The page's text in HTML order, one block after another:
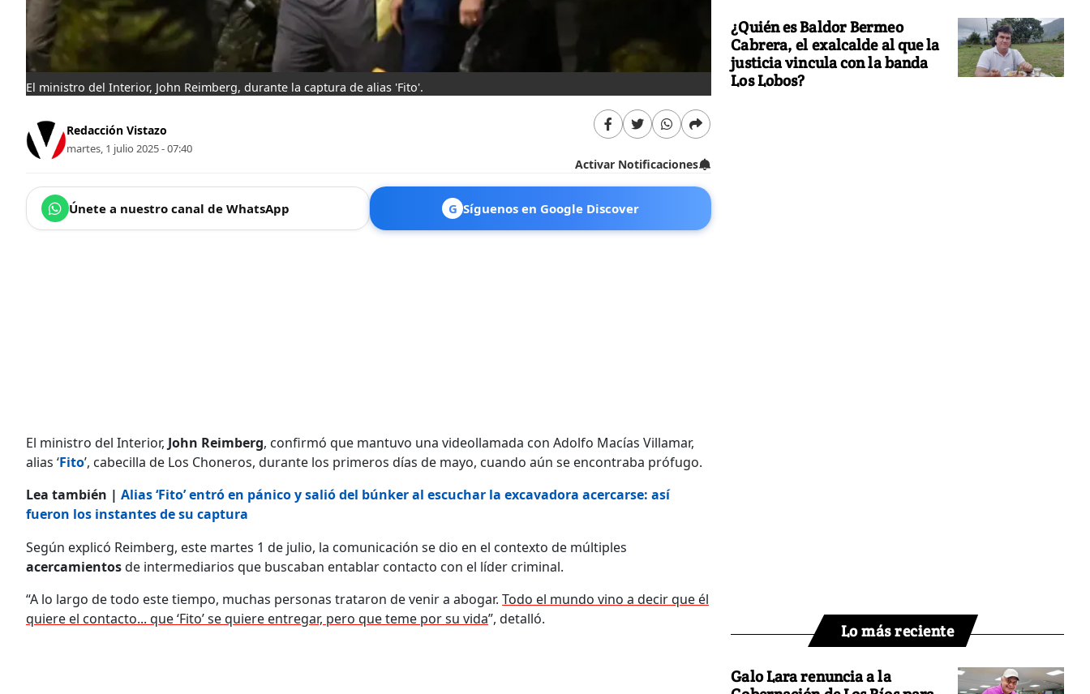
El ministro del Interior, John Reimberg, durante la captura de alias 'Fito'.
Redacción Vistazo
martes, 1 julio 2025 - 07:40
Activar Notificaciones
Únete a nuestro canal de WhatsApp G Síguenos en Google Discover
El ministro del Interior, John Reimberg, confirmó que mantuvo una videollamada con Adolfo Macías Villamar,
alias ‘Fito’, cabecilla de Los Choneros, durante los primeros días de mayo, cuando aún se encontraba prófugo.
Lea también | Alias ‘Fito’ entró en pánico y salió del búnker al escuchar la excavadora acercarse: así
fueron los instantes de su captura
Según explicó Reimberg, este martes 1 de julio, la comunicación se dio en el contexto de múltiples
acercamientosde intermediarios que buscaban entablar contacto con el líder criminal.
“A lo largo de todo este tiempo, muchas personas trataron de venir a abogar. Todo el mundo vino a decir que él
quiere el contacto... que ‘Fito’ se quiere entregar, pero que teme por su vida”, detalló.
¿Quién es Baldor Bermeo
Cabrera, el exalcalde al que la
justicia vincula con la banda
Los Lobos?
Lo más reciente
Galo Lara renuncia a la